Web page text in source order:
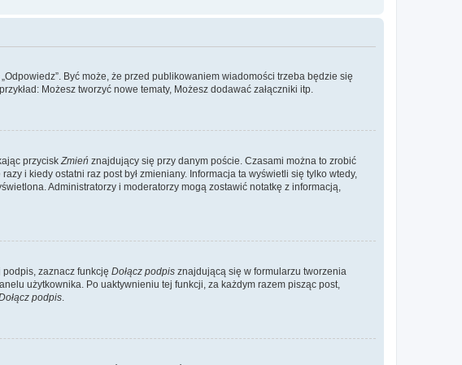
Być może, że przed publikowaniem wiadomości trzeba będzie się
Możesz tworzyć nowe tematy, Możesz dodawać załączniki itp.
przyciskZmień znajdujący się przy danym poście. Czasami można to zrobić
i kiedy ostatni raz post był zmieniany. Informacja ta wyświetli się tylko wtedy,
Administratorzy i moderatorzy mogą zostawić notatkę z informacją,
zaznacz funkcję Dołącz podpis znajdującą się w formularzu tworzenia
użytkownika. Po uaktywnieniu tej funkcji, za każdym razem pisząc post,
podpis.